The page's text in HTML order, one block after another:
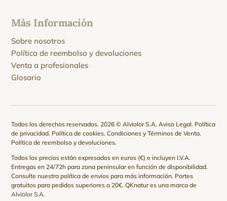
Más Información
Sobre nosotros
Política de reembolso y devoluciones
Venta a profesionales
Glosario
Todos los derechos reservados. 2026 © Alviolor S.A.Aviso Legal. Política
de privacidad. Política de cookies.Condiciones y Términos de Venta.
Política de reembolso y devoluciones.
Todos los precios están expresados en euros (€) e incluyen I.V.A.
Entregas en 24/72h para zona peninsular en función de disponibilidad.
Consulte nuestrapolítica de envíos para más información. Portes
gratuitos para pedidos superiores a 20€. QKnatur es una marca de
Alviolor S.A.